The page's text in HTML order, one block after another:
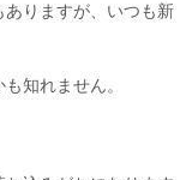
りますが、いつも新
知れません。